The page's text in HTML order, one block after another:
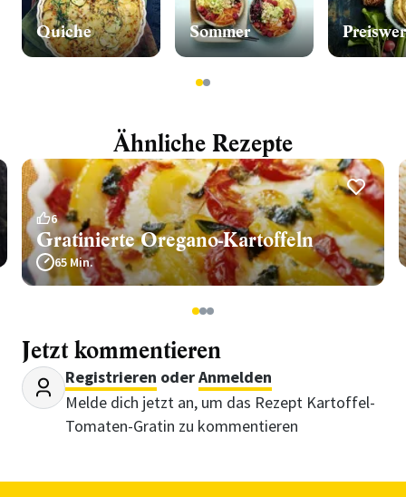
Quiche Sommer
12
Ähnliche Rezepte
6
Gratinierte Oregano-Kartoffeln
65 Min.
123
Jetzt kommentieren
Registrieren oderAnmelden
Melde dich jetzt an, um das Rezept Kartoffel-
Tomaten-Gratin zu kommentieren